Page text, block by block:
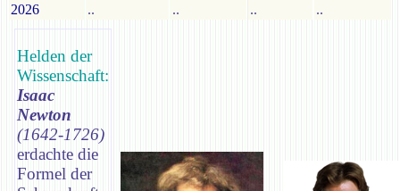
2026
.. .. .. ..
Helden der
Wissenschaft:
Isaac
Newton
(1642-1726)
erdachte die
Formel der